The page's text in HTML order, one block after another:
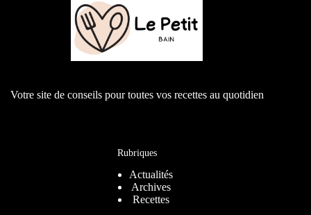
Votre site de conseils pour toutes vos recettes au quotidien
Rubriques
Actualités
Archives
Recettes